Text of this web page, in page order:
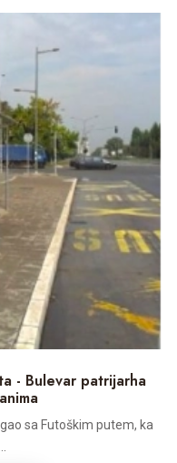
- Bulevar patrijarha
sa Futoškim putem, ka